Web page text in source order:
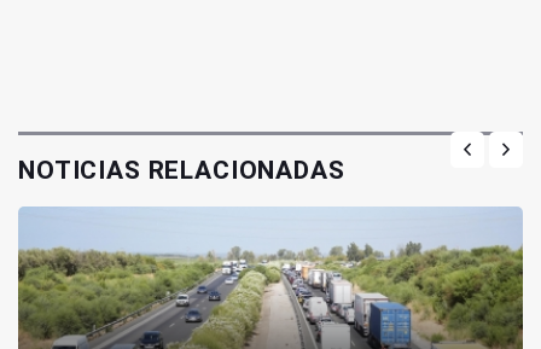
NOTICIAS RELACIONADAS